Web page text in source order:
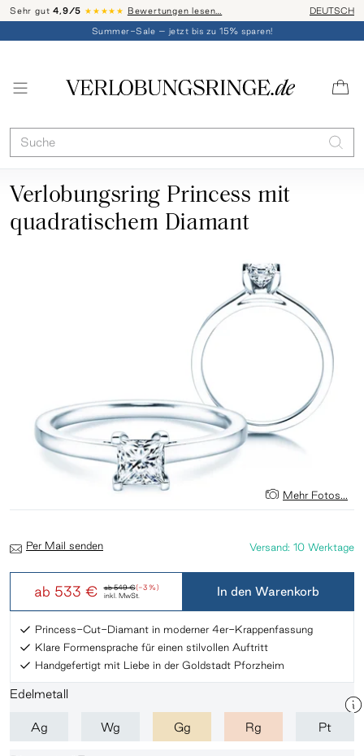
Sehr gut4,9/5 ★★★★★ Bewertungen lesen… Telefon-
DEUTSCH
Summer-Sale – jetzt bis zu 15% sparen!
Verlobungsring Princess mit
quadratischem Diamant
Mehr Fotos...
ab549 €(-3 %)
ab 533 € inkl. MwSt.
Versand: 10 Werktage
Per Mail senden
In den Warenkorb
Princess-Cut-Diamant in moderner 4er-Krappenfassung
Klare Formensprache für einen stilvollen Auftritt
Handgefertigt mit Liebe in der Goldstadt Pforzheim
Edelmetall
Ag Wg Gg Rg Pt